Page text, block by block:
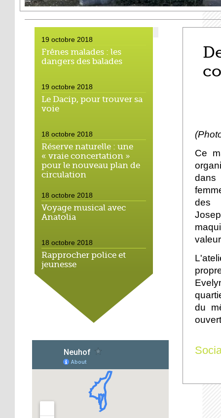
19 octobre 2018
Frênes malades : les
dangers des balades
19 octobre 2018
Le Dacip, pour trouver sa
voie
18 octobre 2018
Réserve naturelle : une
« vraie concertation »
pour le nouveau plan de
circulation
18 octobre 2018
Voyage musical avec
Anatolia
18 octobre 2018
Rapprocher police et
jeunesse
18 octobre 2018
Un jardin face aux
obstacles
Jouer à Fifa à la
médiathèque
16 octobre 2018
«Chacun me propose un
autofinancement là, ce
qui vous vient !»
Ce
dans
des
du